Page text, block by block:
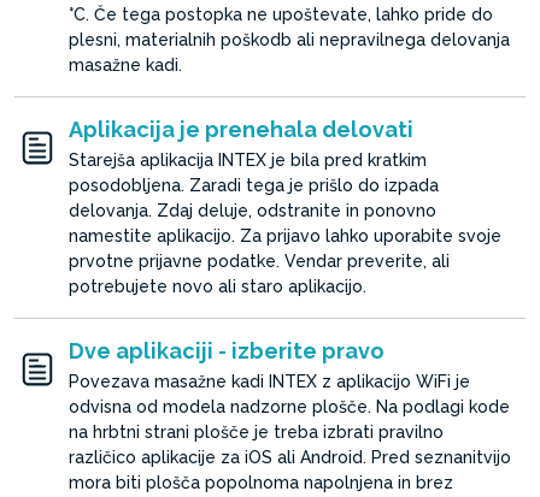
°C. Če tega postopka ne upoštevate, lahko pride do
plesni, materialnih poškodb ali nepravilnega delovanja
masažne kadi.
Aplikacija je prenehala delovati
Starejša aplikacija INTEX je bila pred kratkim
posodobljena. Zaradi tega je prišlo do izpada
delovanja. Zdaj deluje, odstranite in ponovno
namestite aplikacijo. Za prijavo lahko uporabite svoje
prvotne prijavne podatke. Vendar preverite, ali
potrebujete novo ali staro aplikacijo.
Dve aplikaciji - izberite pravo
Povezava masažne kadi INTEX z aplikacijo WiFi je
odvisna od modela nadzorne plošče. Na podlagi kode
na hrbtni strani plošče je treba izbrati pravilno
različico aplikacije za iOS ali Android. Pred seznanitvijo
mora biti plošča popolnoma napolnjena in brez